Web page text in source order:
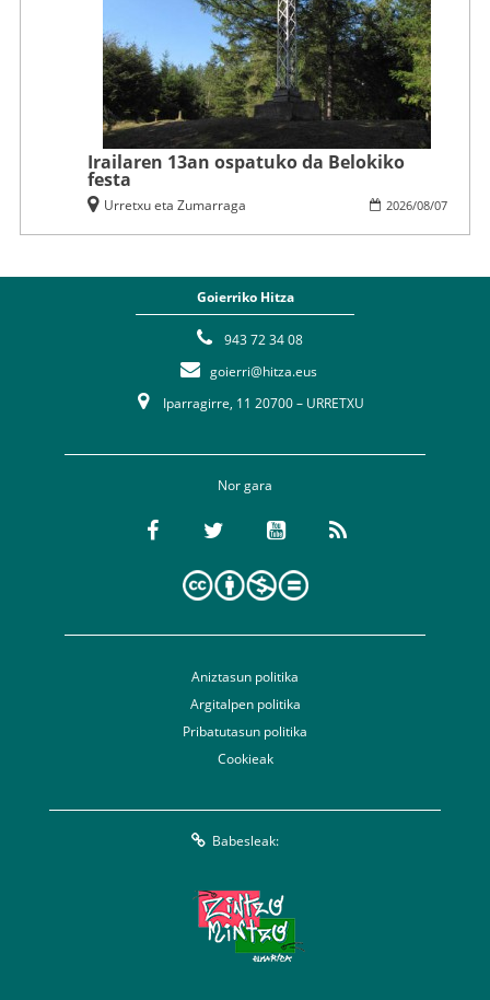
Irailaren 13an ospatuko da Belokiko
festa
2026/08/07
Urretxu eta Zumarraga
Goierriko Hitza
943 72 34 08
goierri@hitza.eus
Iparragirre, 11 20700 – URRETXU
Nor gara
Aniztasun politika
Argitalpen politika
Pribatutasun politika
Cookieak
Babesleak: